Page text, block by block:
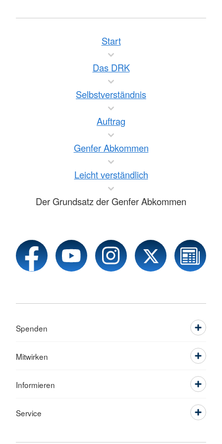
Start
Das DRK
Selbstverständnis
Auftrag
Genfer Abkommen
Leicht verständlich
Der Grundsatz der Genfer Abkommen
Spenden
Mitwirken
Informieren
Service